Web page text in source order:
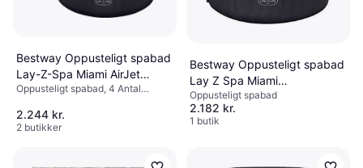
Bestway Oppusteligt spabad
Lay-Z-Spa Miami AirJet
60001
Oppusteligt spabad, 4 Antal
Frostsikring, Kopholder, Varmer
2.244 kr.
2 butikker
Bestway Oppusteligt spabad
Lay Z Spa Miami
Aufblasbarer Körper
Oppusteligt spabad
2.182 kr.
1 butik